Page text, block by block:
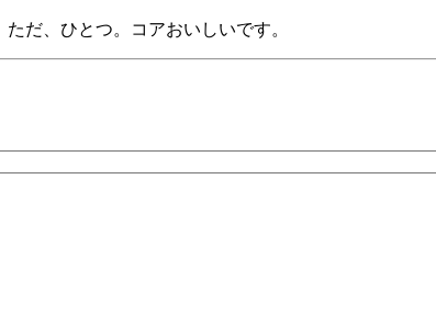
だ、ひとつ。コアおいしいです。